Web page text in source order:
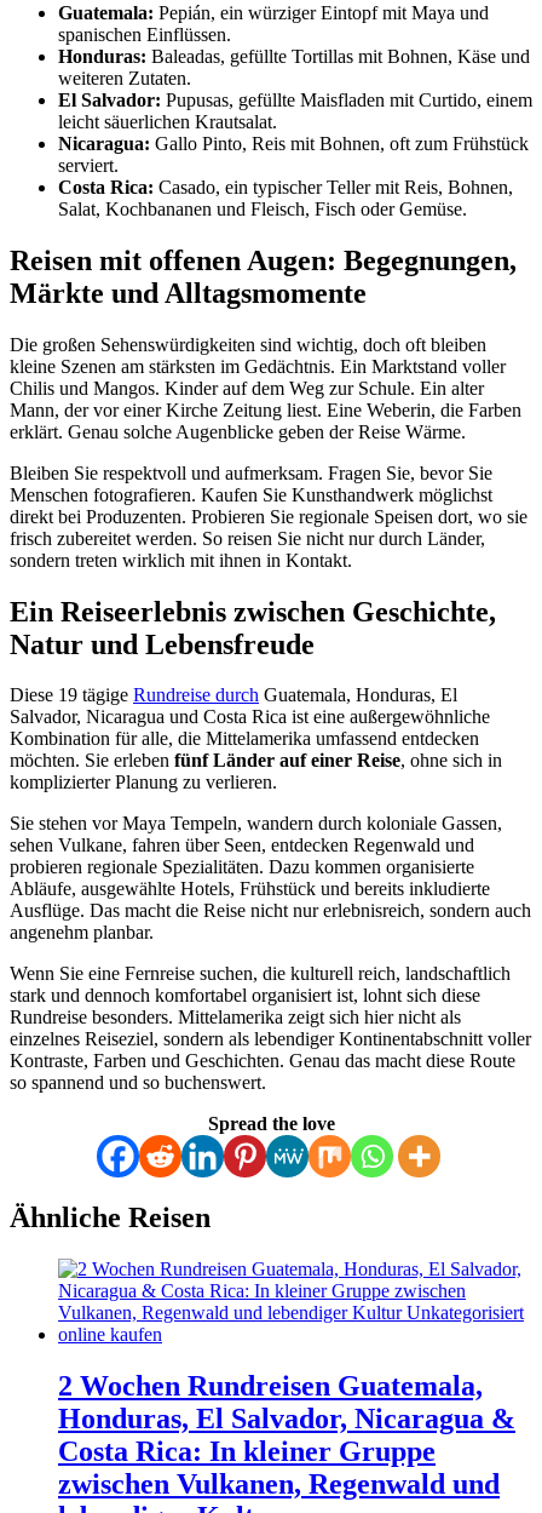
Guatemala: Pepián, ein würziger Eintopf mit Maya und
spanischen Einflüssen.
Honduras: Baleadas, gefüllte Tortillas mit Bohnen, Käse und
weiteren Zutaten.
El Salvador: Pupusas, gefüllte Maisfladen mit Curtido, einem
leicht säuerlichen Krautsalat.
Nicaragua: Gallo Pinto, Reis mit Bohnen, oft zum Frühstück
serviert.
Costa Rica: Casado, ein typischer Teller mit Reis, Bohnen,
Salat, Kochbananen und Fleisch, Fisch oder Gemüse.
Reisen mit offenen Augen: Begegnungen,
Märkte und Alltagsmomente
Die großen Sehenswürdigkeiten sind wichtig, doch oft bleiben
kleine Szenen am stärksten im Gedächtnis. Ein Marktstand voller
Chilis und Mangos. Kinder auf dem Weg zur Schule. Ein alter
Mann, der vor einer Kirche Zeitung liest. Eine Weberin, die Farben
erklärt. Genau solche Augenblicke geben der Reise Wärme.
Bleiben Sie respektvoll und aufmerksam. Fragen Sie, bevor Sie
Menschen fotografieren. Kaufen Sie Kunsthandwerk möglichst
direkt bei Produzenten. Probieren Sie regionale Speisen dort, wo sie
frisch zubereitet werden. So reisen Sie nicht nur durch Länder,
sondern treten wirklich mit ihnen in Kontakt.
Ein Reiseerlebnis zwischen Geschichte,
Natur und Lebensfreude
Diese 19 tägige Rundreise durch Guatemala, Honduras, El
Salvador, Nicaragua und Costa Rica ist eine außergewöhnliche
Kombination für alle, die Mittelamerika umfassend entdecken
möchten. Sie erleben fünf Länder auf einer Reise, ohne sich in
komplizierter Planung zu verlieren.
Sie stehen vor Maya Tempeln, wandern durch koloniale Gassen,
sehen Vulkane, fahren über Seen, entdecken Regenwald und
probieren regionale Spezialitäten. Dazu kommen organisierte
Abläufe, ausgewählte Hotels, Frühstück und bereits inkludierte
Ausflüge. Das macht die Reise nicht nur erlebnisreich, sondern auch
angenehm planbar.
Wenn Sie eine Fernreise suchen, die kulturell reich, landschaftlich
stark und dennoch komfortabel organisiert ist, lohnt sich diese
Rundreise besonders. Mittelamerika zeigt sich hier nicht als
einzelnes Reiseziel, sondern als lebendiger Kontinentabschnitt voller
Kontraste, Farben und Geschichten. Genau das macht diese Route
so spannend und so buchenswert.
Spread the love
Ähnliche Reisen
2 Wochen Rundreisen Guatemala,
Honduras, El Salvador, Nicaragua &
Costa Rica: In kleiner Gruppe
zwischen Vulkanen, Regenwald und